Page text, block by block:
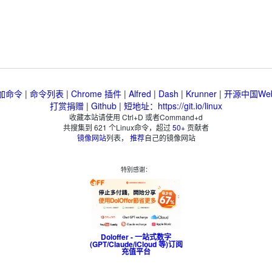
命令| 命令列表 | Chrome 插件| Alfred | Dash | Krunner| 开源中国
打赏捐赠 | Github | 短地址：https://git.io/linux
收藏本站请使用 Ctrl+D 或者Command+d
共搜集到 621 个Linux命令，超过50+贡献者
镜像网站列表， 推荐自己的镜像网站
特别感谢：
Doloffer - 一站式数字
(GPT/Claude/iCloud 等)订阅
充值平台